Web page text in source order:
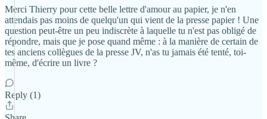
Merci Thierry pour cette belle lettre d'amour au papier, je n'en
attendais pas moins de quelqu'un qui vient de la presse papier ! Une
question peut-être un peu indiscrète à laquelle tu n'est pas obligé de
répondre, mais que je pose quand même : à la manière de certain de
tes anciens collègues de la presse JV, n'as tu jamais été tenté, toi-
même, d'écrire un livre ?
Reply (1)